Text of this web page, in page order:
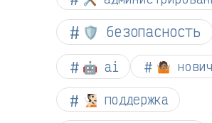
🛡️ безопасность
🤖 ai 🤷🏽
🧏🏻 поддержка